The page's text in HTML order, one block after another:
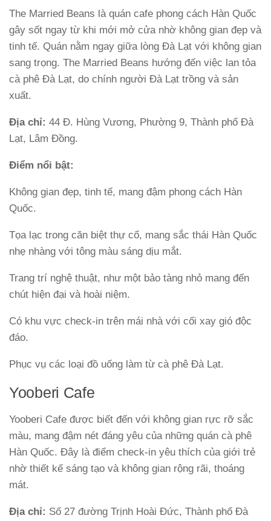
The Married Beans là quán cafe phong cách Hàn Quốc
gây sốt ngay từ khi mới mở cửa nhờ không gian đẹp và
tinh tế. Quán nằm ngay giữa lòng Đà Lạt với không gian
sang trọng. The Married Beans hướng đến việc lan tỏa
cà phê Đà Lạt, do chính người Đà Lạt trồng và sản
xuất.
Địa chỉ: 44 Đ. Hùng Vương, Phường 9, Thành phố Đà
Lạt, Lâm Đồng.
Điểm nổi bật:
Không gian đẹp, tinh tế, mang đậm phong cách Hàn
Quốc.
Tọa lạc trong căn biệt thự cổ, mang sắc thái Hàn Quốc
nhẹ nhàng với tông màu sáng dịu mắt.
Trang trí nghệ thuật, như một bảo tàng nhỏ mang đến
chút hiện đại và hoài niệm.
Có khu vực check-in trên mái nhà với cối xay gió độc
đáo.
Phục vụ các loại đồ uống làm từ cà phê Đà Lạt.
Yooberi Cafe
Yooberi Cafe được biết đến với không gian rực rỡ sắc
màu, mang đậm nét đáng yêu của những quán cà phê
Hàn Quốc. Đây là điểm check-in yêu thích của giới trẻ
nhờ thiết kế sáng tạo và không gian rộng rãi, thoáng
mát.
Địa chỉ: Số 27 đường Trịnh Hoài Đức, Thành phố Đà